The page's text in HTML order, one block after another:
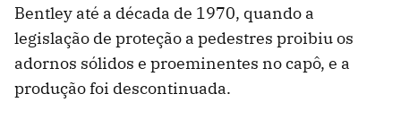
Bentley até a década de 1970, quando a
legislação de proteção a pedestres proibiu os
adornos sólidos e proeminentes no capô, e a
produção foi descontinuada.